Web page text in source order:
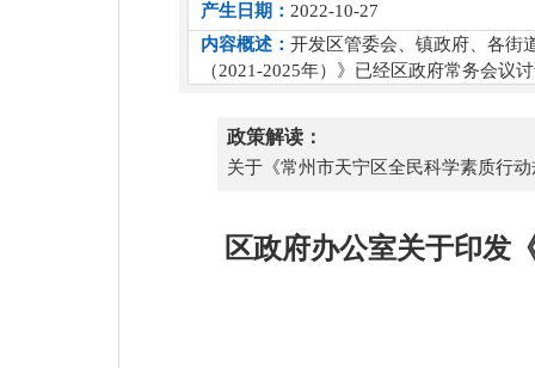
产生日期： 2022-10-27
内容概述： 开发区管委会、镇政府、各街
（2021-2025年）》已经区政府常务会议
政策解读：
关于《常州市天宁区全民科学素质行
区政府办公室关于印发